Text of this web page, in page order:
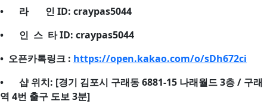
•
라 인 ID: craypas5044
•
인 스 타 ID: craypas5044
• 오픈카톡링크 : https://open.kakao.com/o/sDh672ci
•
샵 위치: [경기 김포시 구래동 6881-15 나래월드 3층 / 구래
역 4번 출구 도보 3분]